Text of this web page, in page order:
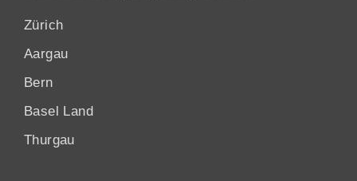
Zürich
Aargau
Bern
Basel Land
Thurgau